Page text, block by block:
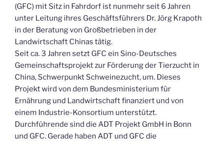
(GFC) mit Sitz in Fahrdorf ist nunmehr seit 6 Jahren
unter Leitung ihres Geschäftsführers Dr. Jörg Krapoth
in der Beratung von Großbetrieben in der
Landwirtschaft Chinas tätig.
Seit ca. 3 Jahren setzt GFC ein Sino-Deutsches
Gemeinschaftsprojekt zur Förderung der Tierzucht in
China, Schwerpunkt Schweinezucht, um. Dieses
Projekt wird von dem Bundesministerium für
Ernährung und Landwirtschaft finanziert und von
einem Industrie-Konsortium unterstützt.
Durchführende sind die ADT Projekt GmbH in Bonn
und GFC. Gerade haben ADT und GFC die